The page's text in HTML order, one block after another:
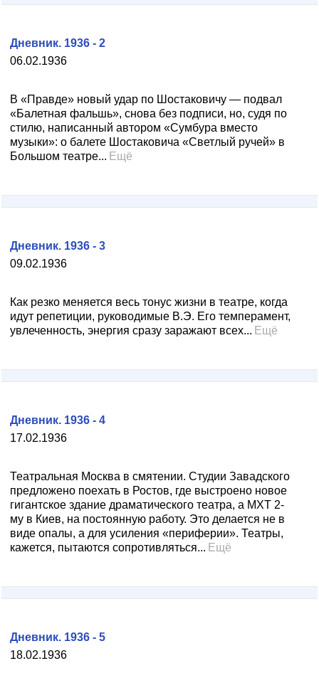
06.02.1936
Дневник. 1936 - 2
В «Правде» новый удар по Шостаковичу — подвал
«Балетная фальшь», снова без подписи, но, судя по
стилю, написанный автором «Сумбура вместо
музыки»: о балете Шостаковича «Светлый ручей» в
Большом театре... Ещё
09.02.1936
Дневник. 1936 - 3
Как резко меняется весь тонус жизни в театре, когда
идут репетиции, руководимые В.Э. Его темперамент,
увлеченность, энергия сразу заражают всех... Ещё
17.02.1936
Дневник. 1936 - 4
Театральная Москва в смятении. Студии Завадского
предложено поехать в Ростов, где выстроено новое
гигантское здание драматического театра, а МХТ 2-
му в Киев, на постоянную работу. Это делается не в
виде опалы, а для усиления «периферии». Театры,
кажется, пытаются сопротивляться... Ещё
18.02.1936
Дневник. 1936 - 5